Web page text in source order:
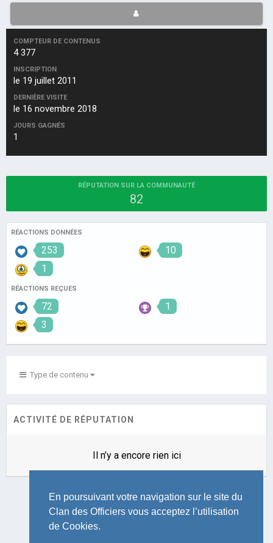
En poursuivant votre navigation sur le site du
Clan des Officiers vous acceptez l’utilisation
de Cookies.
COMPTEUR DE CONTENUS
4 377
INSCRIPTION
le 19 juillet 2011
DERNIÈRE VISITE
le 16 novembre 2018
JOURS GAGNÉS
1
RÉPUTATION SUR LA COMMUNAUTÉ
82
RÉACTIONS DONNÉES
253
10
1
RÉACTIONS REÇUES
72
1
3
Type de contenu
ACTIVITÉ DE RÉPUTATION
Il n’y a encore rien ici
LANGUE